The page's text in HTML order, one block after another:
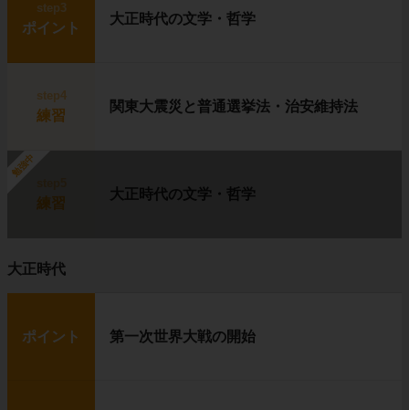
step3
ポイント
大正時代の文学・哲学
step4
練習
関東大震災と普通選挙法・治安維持法
勉強中
練習
大正時代の文学・哲学
大正時代
ポイント 第一次世界大戦の開始